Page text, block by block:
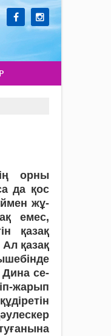
орны
да қос
жұ­
ем­ес,
қазақ
Ал қазақ
Дина се­
жа­рып